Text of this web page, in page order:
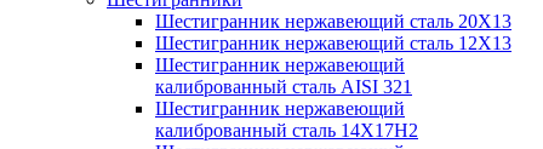
Шестигранник нержавеющий сталь 20Х13
Шестигранник нержавеющий сталь 12Х13
Шестигранник нержавеющий
калиброванный сталь AISI 321
Шестигранник нержавеющий
калиброванный сталь 14Х17Н2